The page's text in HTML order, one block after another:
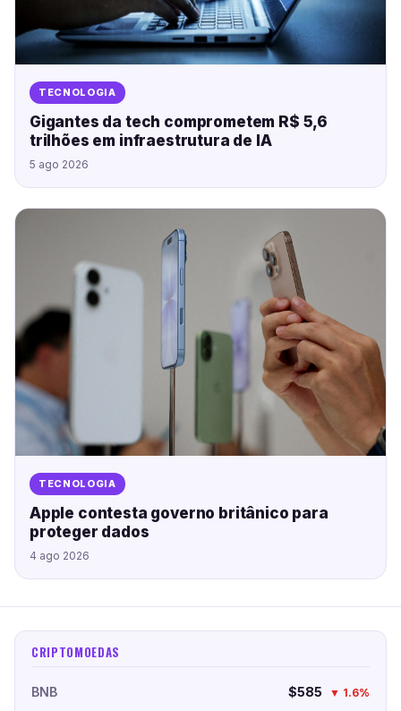
TECNOLOGIA
Gigantes da tech comprometem R$ 5,6
trilhões em infraestrutura de IA
5 ago 2026
TECNOLOGIA
Apple contesta governo britânico para
proteger dados
4 ago 2026
CRIPTOMOEDAS
BNB $585 ▼ 1.6%